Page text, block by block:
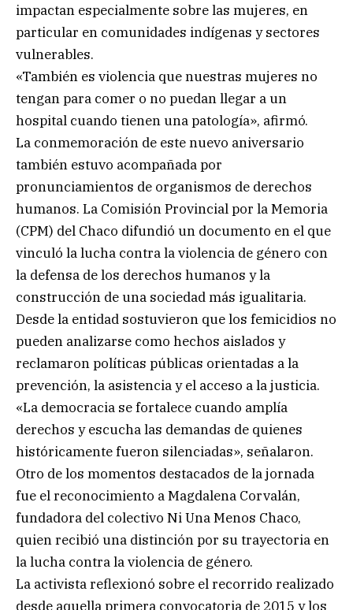
impactan especialmente sobre las mujeres, en
particular en comunidades indígenas y sectores
vulnerables.
«También es violencia que nuestras mujeres no
tengan para comer o no puedan llegar a un
hospital cuando tienen una patología», afirmó.
La conmemoración de este nuevo aniversario
también estuvo acompañada por
pronunciamientos de organismos de derechos
humanos. La Comisión Provincial por la Memoria
(CPM) del Chaco difundió un documento en el que
vinculó la lucha contra la violencia de género con
la defensa de los derechos humanos y la
construcción de una sociedad más igualitaria.
Desde la entidad sostuvieron que los femicidios no
pueden analizarse como hechos aislados y
reclamaron políticas públicas orientadas a la
prevención, la asistencia y el acceso a la justicia.
«La democracia se fortalece cuando amplía
derechos y escucha las demandas de quienes
históricamente fueron silenciadas», señalaron.
Otro de los momentos destacados de la jornada
fue el reconocimiento a Magdalena Corvalán,
fundadora del colectivo Ni Una Menos Chaco,
quien recibió una distinción por su trayectoria en
la lucha contra la violencia de género.
La activista reflexionó sobre el recorrido realizado
desde aquella primera convocatoria de 2015 y los